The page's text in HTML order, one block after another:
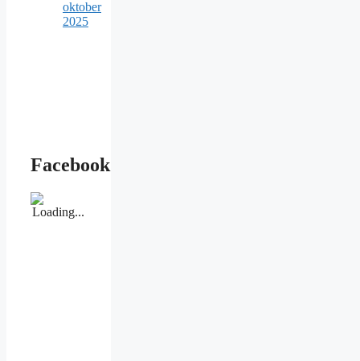
oktober
2025
Facebook